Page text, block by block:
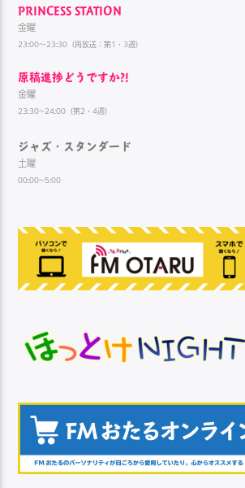
PRINCESS STATION
金曜
23:00～23:30（再放送：第1・3週）
原稿進捗どうですか?!
金曜
23:30~24:00（第2・4週）
ジャズ・スタンダード
土曜
00:00~5:00